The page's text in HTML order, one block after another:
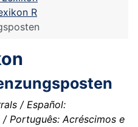
R
/ Español:
Português: Acréscimos e